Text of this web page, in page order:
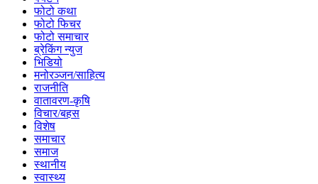
फोटो कथा
फोटो फिचर
फोटो समाचार
ब्रेकिंग न्युज
भिडियो
मनोरञ्जन/साहित्य
राजनीति
वातावरण-कृषि
विचार/बहस
विशेष
समाचार
समाज
स्थानीय
स्वास्थ्य